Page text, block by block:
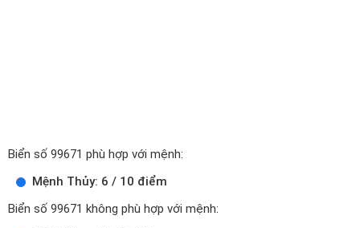
Biển số 99671 phù hợp với mệnh:
Mệnh Thủy: 6 / 10 điểm
Biển số 99671 không phù hợp với mệnh: